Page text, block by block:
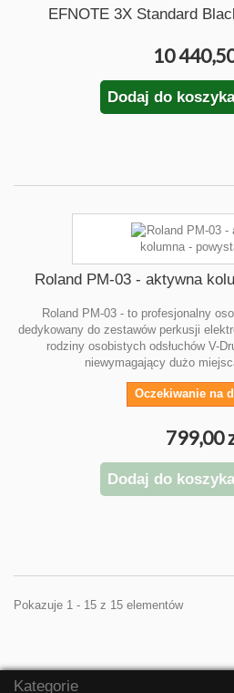
EFNOTE 3X Standard
10
Dodaj do koszyka
Roland PM-03 - aktywna
Roland PM-03 - to profesjonalny
dedykowany do zestawów perkusji
rodziny osobistych odsłuchów V-
niewymagający dużo
Oczekiwanie na
799,00
Dodaj do koszyka
Pokazuje 1 - 15 z 15 elementów
Kategorie